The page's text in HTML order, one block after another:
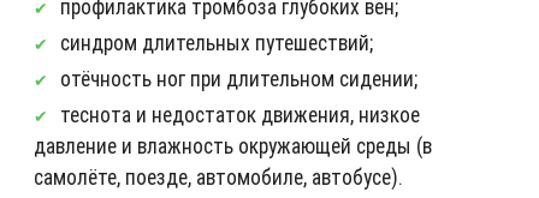
профилактика тромбоза глубоких вен;
синдром длительных путешествий;
отёчность ног при длительном сидении;
теснота и недостаток движения, низкое
давление и влажность окружающей среды (в
самолёте, поезде, автомобиле, автобусе).